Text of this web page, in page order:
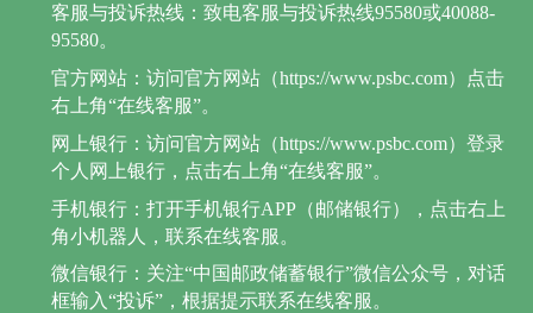
客服与投诉热线：致电客服与投诉热线95580或40088-
95580。
官方网站：访问官方网站（https://www.psbc.com）点击
右上角“在线客服”。
网上银行：访问官方网站（https://www.psbc.com）登录
个人网上银行，点击右上角“在线客服”。
手机银行：打开手机银行APP（邮储银行），点击右上
角小机器人，联系在线客服。
微信银行：关注“中国邮政储蓄银行”微信公众号，对话
框输入“投诉”，根据提示联系在线客服。